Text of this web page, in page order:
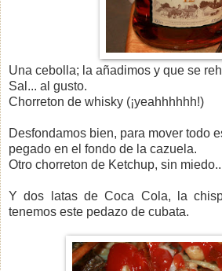
Una cebolla; la añadimos y que se
Sal... al gusto.
Chorreton de whisky (¡yeahhhhhh!)
Desfondamos bien, para mover todo
pegado en el fondo de la cazuela.
Otro chorreton de Ketchup, sin
Y dos latas de Coca Cola, la
tenemos este pedazo de cubata.